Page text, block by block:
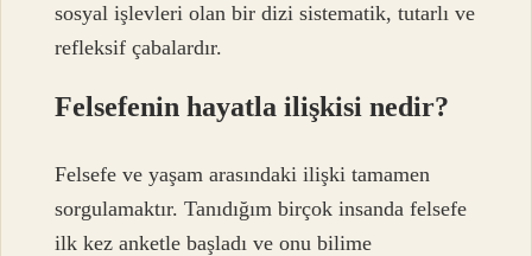
sosyal işlevleri olan bir dizi sistematik, tutarlı ve
refleksif çabalardır.
Felsefenin hayatla ilişkisi nedir?
Felsefe ve yaşam arasındaki ilişki tamamen
sorgulamaktır. Tanıdığım birçok insanda felsefe
ilk kez anketle başladı ve onu bilime